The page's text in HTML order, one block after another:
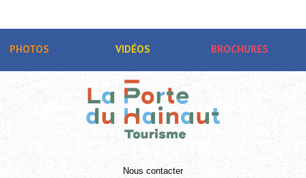
PHOTOS VIDÉOS BROCHURES
Nous contacter